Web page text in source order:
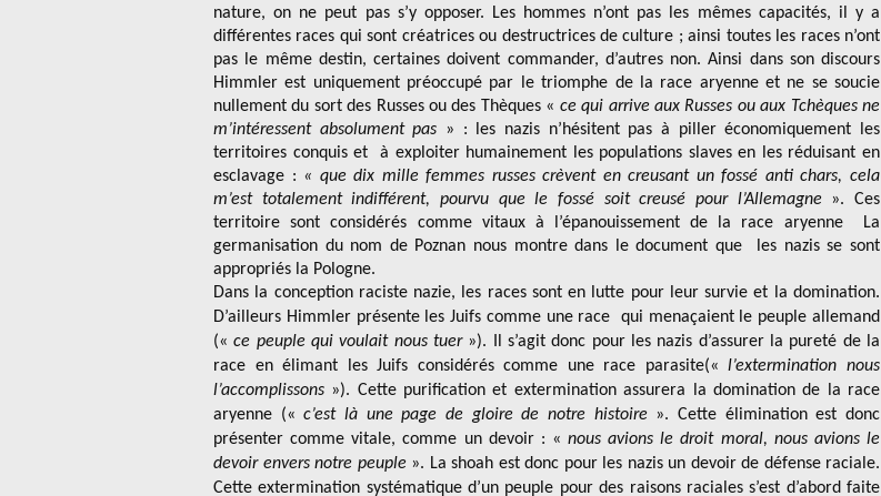
nature, on ne peut pas s’y opposer. Les hommes n’ont pas les mêmes capacités, il y a
différentes races qui sont créatrices ou destructrices de culture ; ainsi toutes les races n’ont
pas le même destin, certaines doivent commander, d’autres non. Ainsi dans son discours
Himmler est uniquement préoccupé par le triomphe de la race aryenne et ne se soucie
nullement du sort des Russes ou des Thèques « ce qui arrive aux Russes ou aux Tchèques ne
m’intéressent absolument pas » : les nazis n’hésitent pas à piller économiquement les
territoires conquis et à exploiter humainement les populations slaves en les réduisant en
esclavage : « que dix mille femmes russes crèvent en creusant un fossé anti chars, cela
m’est totalement indifférent, pourvu que le fossé soit creusé pour l’Allemagne
». Ces
territoire sont considérés comme vitaux à l’épanouissement de la race aryenne La
germanisation du nom de Poznan nous montre dans le document que les nazis se sont
appropriés la Pologne.
Dans la conception raciste nazie, les races sont en lutte pour leur survie et la domination.
D’ailleurs Himmler présente les Juifs comme une race qui menaçaient le peuple allemand
(«ce peuple qui voulait nous tuer»). Il s’agit donc pour les nazis d’assurer la pureté de la
race en élimant les Juifs considérés comme une race parasite(«l’extermination nous
l’accomplissons »). Cette purification et extermination assurera la domination de la race
aryenne («c’est là une page de gloire de notre histoire». Cette élimination est donc
présenter comme vitale, comme un devoir : «nous avions le droit moral, nous avions le
devoir envers notre peuple». La shoah est donc pour les nazis un devoir de défense raciale.
Cette extermination systématique d’un peuple pour des raisons raciales s’est d’abord faite